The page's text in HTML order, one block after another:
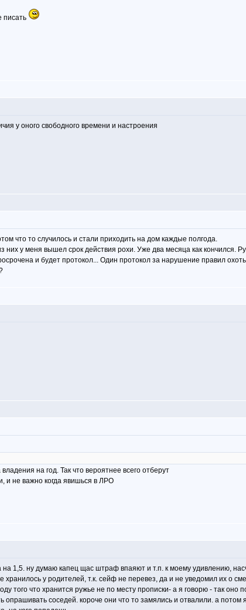
писать
у оного свободного времени и настроения
что то случилось и стали приходить на дом каждые полгода.
них у меня вышел срок действия рохи. Уже два месяца как кончился.
и будет протокол... Один протокол за нарушение правил
на год. Так что вероятнее всего отберут
и не важно когда явишься в ЛРО
1,5. ну думаю капец щас штраф впаяют и т.п. к моему удивлению,
у родителей, т.к. сейф не перевез, да и не уведомил их о
того что хранится ружье не по месту прописки- а я говорю - так оно
опрашивать соседей. короче они что то замялись и отвалили. а